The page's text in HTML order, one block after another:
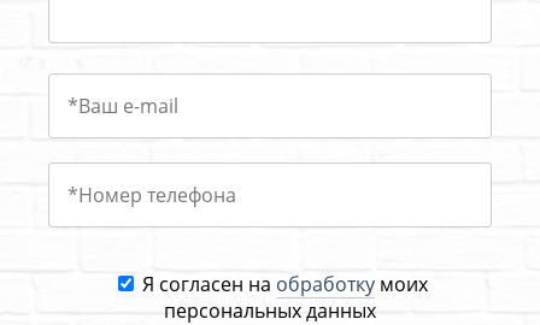
Я согласен на обработкумоих
персональных данных